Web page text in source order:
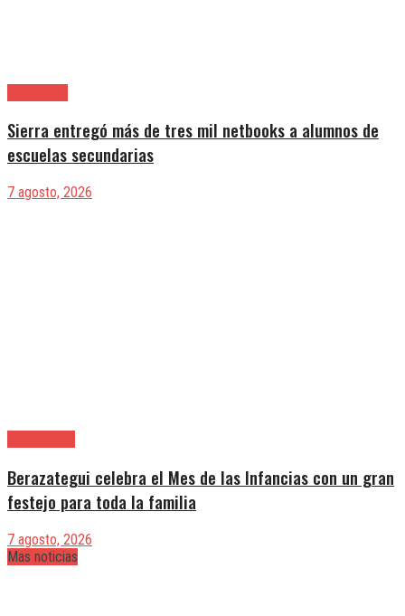
Sierra entregó más de tres mil netbooks a alumnos de
escuelas secundarias
7 agosto, 2026
Berazategui celebra el Mes de las Infancias con un gran
festejo para toda la familia
7 agosto, 2026
Mas noticias